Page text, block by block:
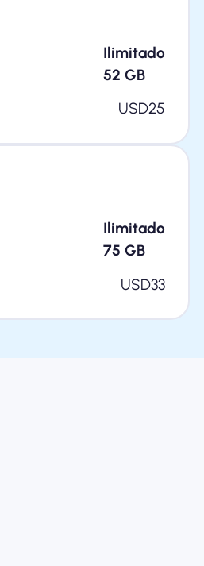
Ilimitado
52 GB
USD25
Ilimitado
75 GB
USD33